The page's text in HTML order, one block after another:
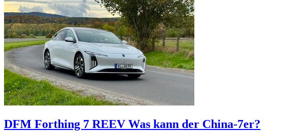
DFM Forthing 7 REEV Was kann der China-7er?